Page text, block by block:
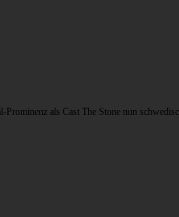
als Cast The Stone nun